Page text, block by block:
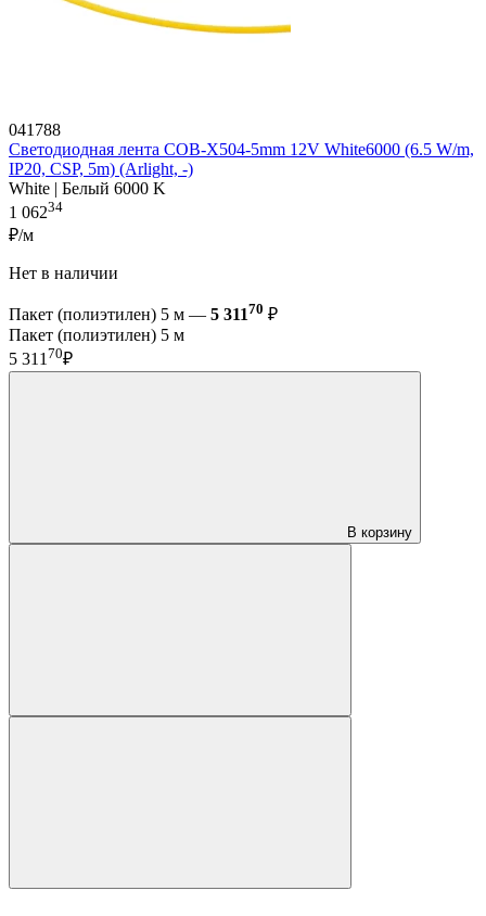
041788
Светодиодная лента COB-X504-5mm 12V White6000 (6.5 W/m,
IP20, CSP, 5m) (Arlight, -)
White | Белый 6000 K
1 06234
₽/м
Нет в наличии
Пакет (полиэтилен) 5 м — 5 31170 ₽
Пакет (полиэтилен) 5 м
5 31170₽
В корзину